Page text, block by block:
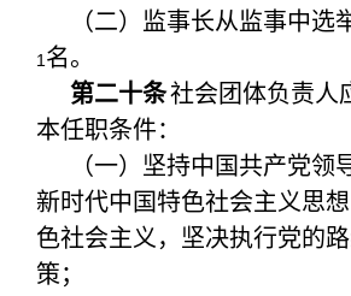
（二）监事长从监事中选
1 名。
第二十条社会团体负责人
本任职条件：
（一）坚持中国共产党领
新时代中国特色社会主义思
色社会主义，坚决执行党的
策；